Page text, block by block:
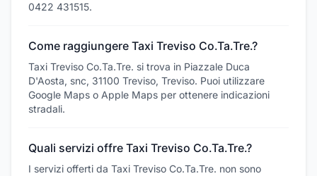
0422 431515.
Come raggiungere Taxi Treviso Co.Ta.Tre.?
Taxi Treviso Co.Ta.Tre. si trova in Piazzale Duca
D'Aosta, snc, 31100 Treviso, Treviso. Puoi utilizzare
Google Maps o Apple Maps per ottenere indicazioni
stradali.
Quali servizi offre Taxi Treviso Co.Ta.Tre.?
I servizi offerti da Taxi Treviso Co.Ta.Tre. non sono